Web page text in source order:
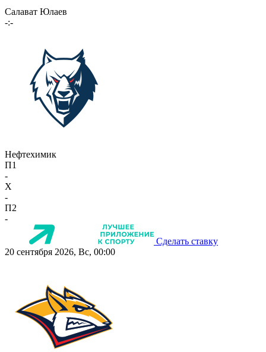
Салават Юлаев
-:-
Нефтехимик
П1
-
X
-
П2
-
Сделать ставку
20 сентября 2026, Вс, 00:00